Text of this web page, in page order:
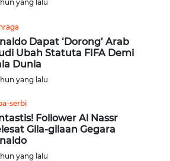
yang lalu
Dapat ‘Dorong’ Arab
Ubah Statuta FIFA Demi
Dunia
yang lalu
serbi
Follower Al Nassr
Gila-gilaan Gegara
yang lalu